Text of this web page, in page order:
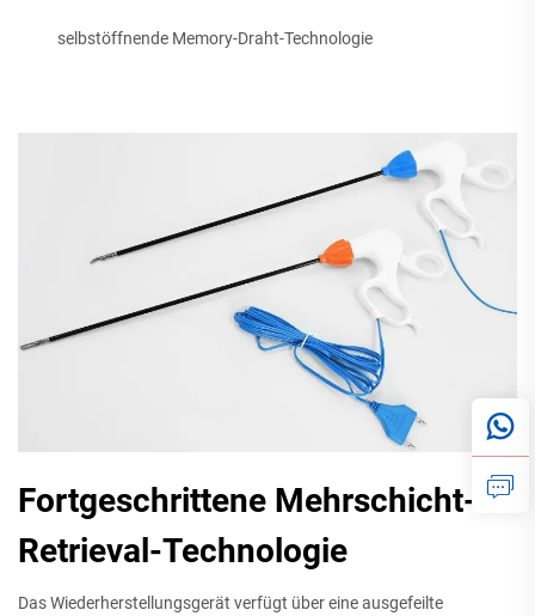
selbstöffnende Memory-Draht-Technologie
Fortgeschrittene Mehrschicht-
Retrieval-Technologie
Das Wiederherstellungsgerät verfügt über eine ausgefeilte